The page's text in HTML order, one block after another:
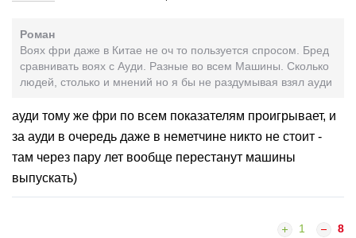
Роман
Воях фри даже в Китае не оч то пользуется спросом. Бред
сравнивать воях с Ауди. Разные во всем Машины. Сколько
людей, столько и мнений но я бы не раздумывая взял ауди
ауди тому же фри по всем показателям проигрывает, и
за ауди в очередь даже в неметчине никто не стоит -
там через пару лет вообще перестанут машины
выпускать)
1 8